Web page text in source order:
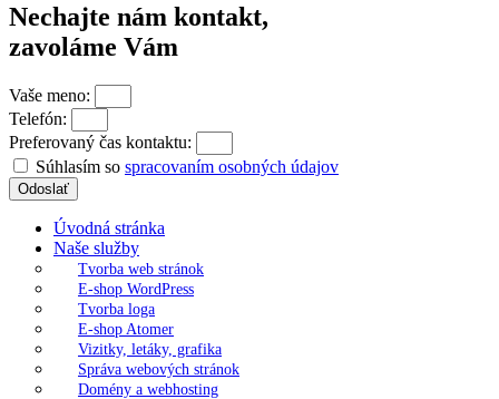
Nechajte nám kontakt,
zavoláme Vám
Vaše meno:
Telefón:
Preferovaný čas kontaktu:
Súhlasím so spracovaním osobných údajov
Odoslať
Úvodná stránka
Naše služby
Tvorba web stránok
E-shop WordPress
Tvorba loga
E-shop Atomer
Vizitky, letáky, grafika
Správa webových stránok
Domény a webhosting